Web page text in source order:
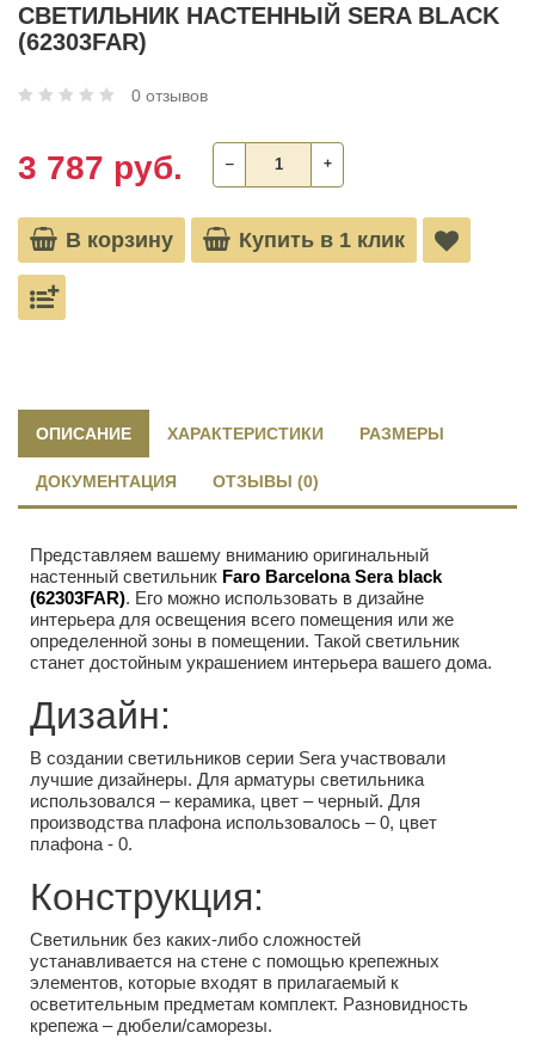
СВЕТИЛЬНИК НАСТЕННЫЙ SERA BLACK
(62303FAR)
0 отзывов
3 787 руб. ‒ +
В корзину Купить в 1 клик
ОПИСАНИЕ ХАРАКТЕРИСТИКИ РАЗМЕРЫ
ДОКУМЕНТАЦИЯ ОТЗЫВЫ (0)
Представляем вашему вниманию оригинальный
настенный светильник Faro Barcelona Sera black
(62303FAR). Его можно использовать в дизайне
интерьера для освещения всего помещения или же
определенной зоны в помещении. Такой светильник
станет достойным украшением интерьера вашего дома.
Дизайн:
В создании светильников серии Sera участвовали
лучшие дизайнеры. Для арматуры светильника
использовался – керамика, цвет – черный. Для
производства плафона использовалось – 0, цвет
плафона - 0.
Конструкция:
Светильник без каких-либо сложностей
устанавливается на стене с помощью крепежных
элементов, которые входят в прилагаемый к
осветительным предметам комплект. Разновидность
крепежа – дюбели/саморезы.